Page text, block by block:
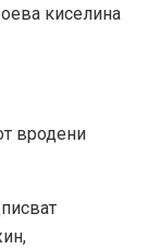
киселина
вродени